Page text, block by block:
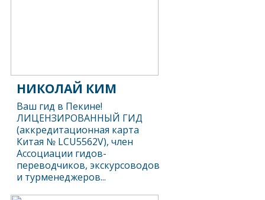
НИКОЛАЙ КИМ
Ваш гид в Пекине!
ЛИЦЕНЗИРОВАННЫЙ ГИД
(аккредитационная карта
Китая № LCU5562V), член
Ассоциации гидов-
переводчиков, экскурсоводов
и турменеджеров...